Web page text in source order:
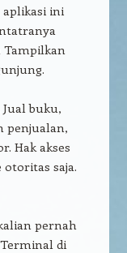
ini
Tampilkan
buku,
penjualan,
Hak akses
saja.
pernah
di